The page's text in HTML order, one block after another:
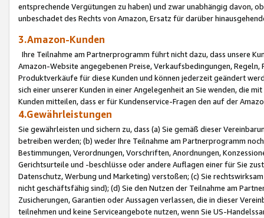
entsprechende Vergütungen zu haben) und zwar unabhängig davon,
unbeschadet des Rechts von Amazon, Ersatz für darüber
3.Amazon-Kunden
Ihre Teilnahme am Partnerprogramm führt nicht dazu, dass unsere
Amazon-Website angegebenen Preise, Verkaufsbedingungen,
Produktverkäufe für diese Kunden und können jederzeit geändert
sich einer unserer Kunden in einer Angelegenheit an Sie wenden, die
Kunden mitteilen, dass er für Kundenservice-Fragen den auf der
4.Gewährleistungen
Sie gewährleisten und sichern zu, dass (a) Sie gemäß dieser
betreiben werden; (b) weder Ihre Teilnahme am Partnerprogramm
Bestimmungen, Verordnungen, Vorschriften, Anordnungen,
Gerichtsurteile und -beschlüsse oder andere Auflagen einer für Sie
Datenschutz, Werbung und Marketing) verstoßen; (c) Sie
nicht geschäftsfähig sind); (d) Sie den Nutzen der Teilnahme am
Zusicherungen, Garantien oder Aussagen verlassen, die in dieser
teilnehmen und keine Serviceangebote nutzen, wenn Sie US-